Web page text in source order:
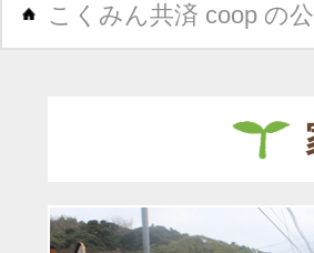
こくみん共済 coop の